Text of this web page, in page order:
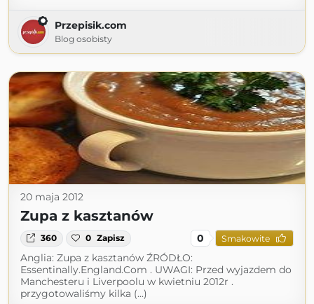
Przepisik.com
Blog osobisty
20 maja 2012
Zupa z kasztanów
360 0 Zapisz 0 Smakowite
Anglia: Zupa z kasztanów ŹRÓDŁO:
Essentinally.England.Com . UWAGI: Przed wyjazdem do
Manchesteru i Liverpoolu w kwietniu 2012r .
przygotowaliśmy kilka (...)